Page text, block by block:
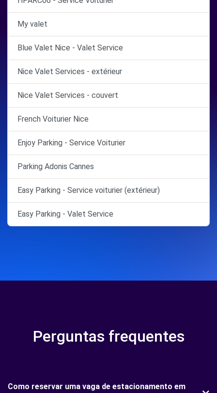
My valet
Blue Valet Nice - Valet Service
Nice Valet Services - extérieur
Nice Valet Services - couvert
French Voiturier Nice
Enjoy Parking - Service Voiturier
Parking Adonis Cannes
Easy Parking - Service voiturier (extérieur)
Easy Parking - Valet Service
Perguntas frequentes
Como reservar uma vaga de estacionamento em